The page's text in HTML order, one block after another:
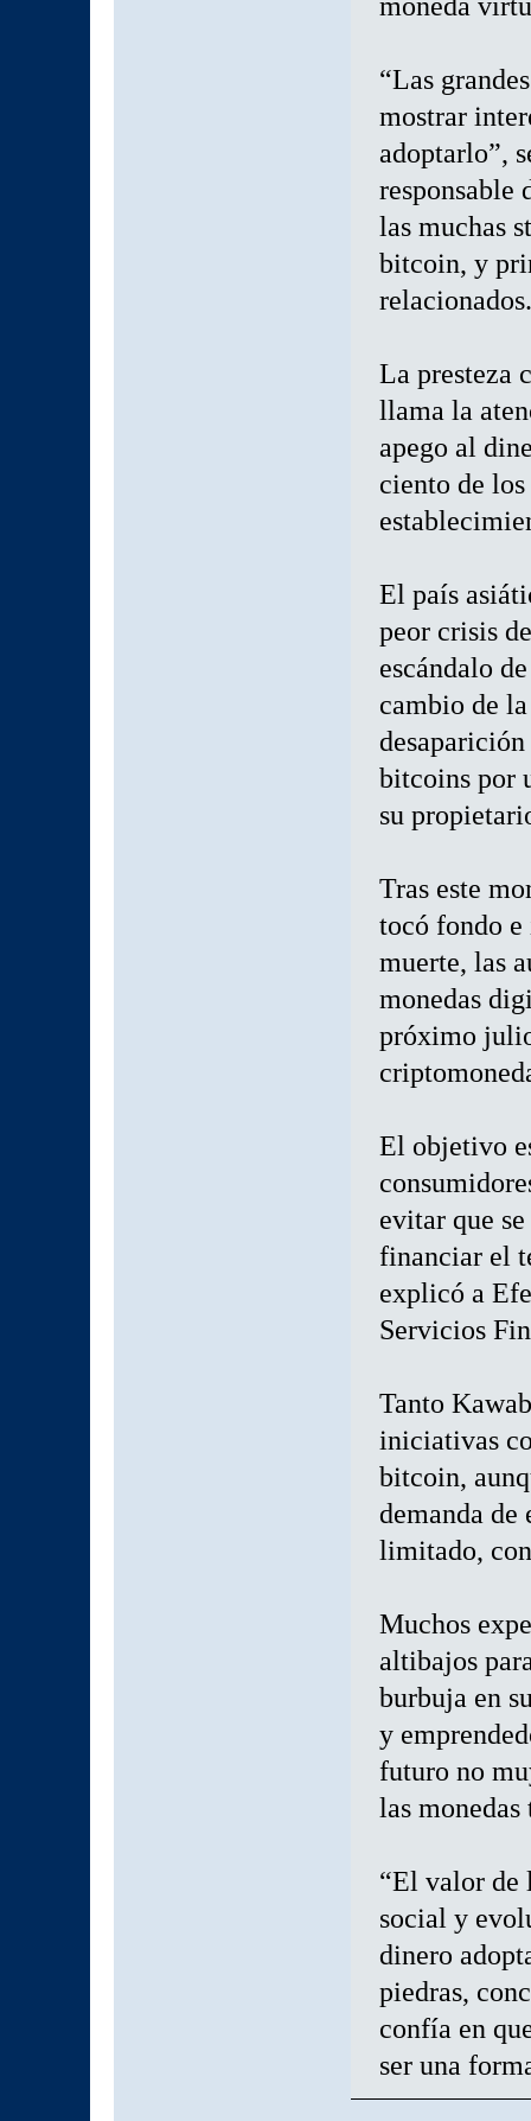
“Las
mostrar
adoptarlo”,
responsable
las muchas
bitcoin, y
relacionados.
La presteza
llama la
apego al
ciento de
El país
peor crisis
escándalo
cambio de
bitcoins por
su
Tras este
tocó fondo e
muerte, las
monedas
próximo
El objetivo
evitar que
financiar el
explicó a
Servicios
Tanto
iniciativas
bitcoin,
demanda de
limitado,
Muchos
altibajos
burbuja en
y
futuro no
las
“El valor de
social y
dinero
piedras,
confía en
ser una